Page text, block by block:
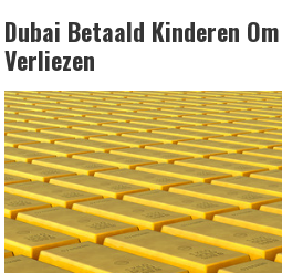
Dubai Betaald Kinderen
Verliezen